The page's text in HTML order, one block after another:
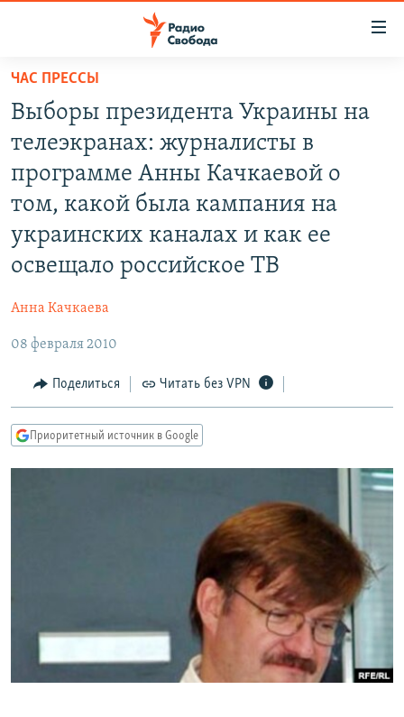
упрощенного
доступа
основному
содержанию
главной
Вернутся
ПРОГРАММЫ
ПОДКАСТЫ
АВТОРСКИЕ ПРОЕКТЫ
ЦИТАТЫ СВОБОДЫ
МНЕНИЯ
КУЛЬТУРА
СЕВЕР.РЕАЛИИ
СИБИРЬ.РЕАЛИИ
РАСПИСАНИЕ ВЕЩАНИЯ
ЧАС ПРЕССЫ
Выборы президента Украины на
телеэкранах: журналисты в
программе Анны Качкаевой о
том, какой была кампания на
украинских каналах и как ее
освещало российское ТВ
Анна Качкаева
08 февраля 2010
Поделиться Читать без VPN
Приоритетный источник в Google